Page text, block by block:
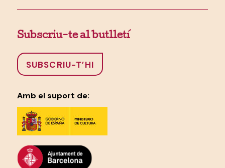
Subscriu-te al butlletí
SUBSCRIU-T’HI
Amb el suport de: